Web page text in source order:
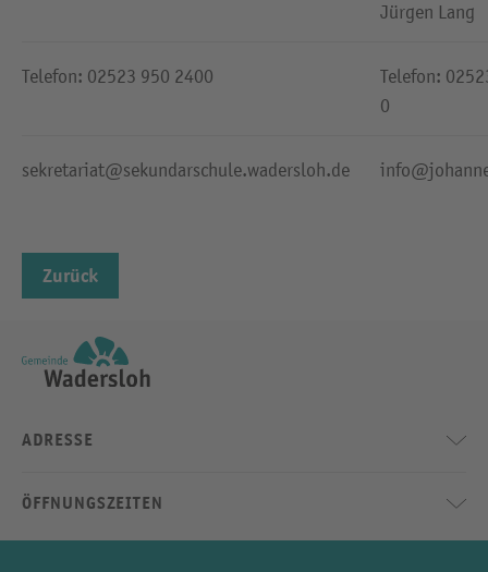
Jürgen Lang
Telefon: 02523 950 2400
Telefon:
0
sekretariat@sekundarschule.wadersloh.de
Zurück
ADRESSE
ÖFFNUNGSZEITEN